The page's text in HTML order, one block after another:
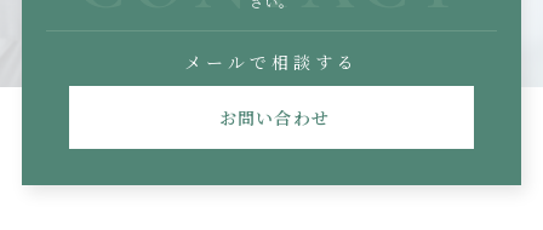
メールで相談する
お問い合わせ